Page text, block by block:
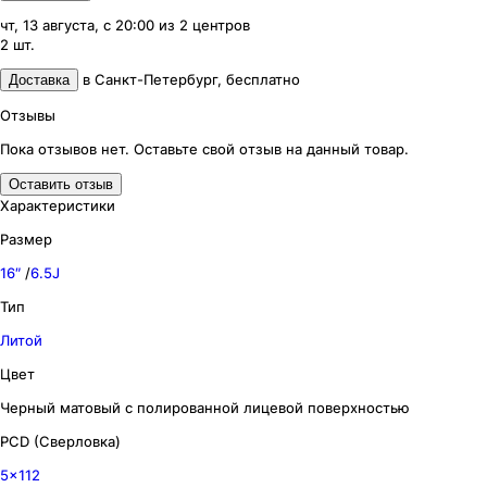
чт, 13 августа, с 20:00 из 2 центров
2 шт.
Доставка в Санкт-Петербург, бесплатно
Отзывы
Пока отзывов нет. Оставьте свой отзыв на данный товар.
Оставить отзыв
Характеристики
Размер
16″ /6.5J
Тип
Литой
Цвет
Черный матовый с полированной лицевой поверхностью
PCD (Сверловка)
5x112